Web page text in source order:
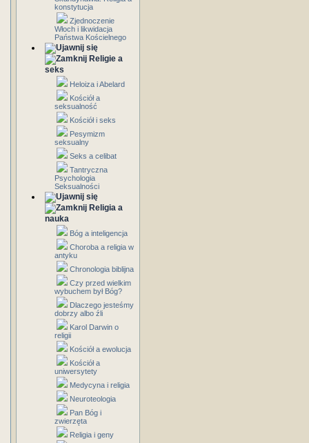
konstytucja
Zjednoczenie
Włoch i likwidacja
Państwa Kościelnego
Religie a
seks
Heloiza i Abelard
Kościół a
seksualność
Kościół i seks
Pesymizm
seksualny
Seks a celibat
Tantryczna
Psychologia
Seksualności
Religia a
nauka
Bóg a inteligencja
Choroba a religia w
antyku
Chronologia biblijna
Czy przed wielkim
wybuchem był Bóg?
Dlaczego jesteśmy
dobrzy albo źli
Karol Darwin o
religii
Kościół a ewolucja
Kościół a
uniwersytety
Medycyna i religia
Neuroteologia
Pan Bóg i
zwierzęta
Religia i geny